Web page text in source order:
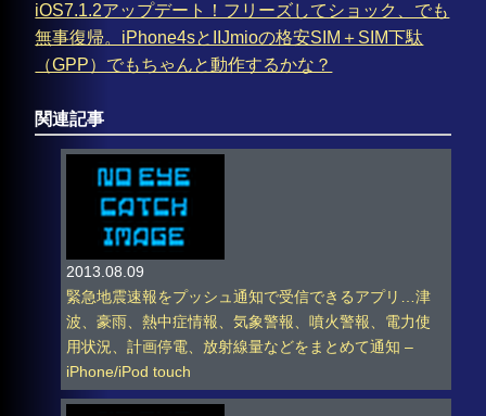
iOS7.1.2アップデート！フリーズしてショック、でも
無事復帰。iPhone4sとIIJmioの格安SIM＋SIM下駄
（GPP）でもちゃんと動作するかな？
関連記事
2013.08.09
緊急地震速報をプッシュ通知で受信できるアプリ…津
波、豪雨、熱中症情報、気象警報、噴火警報、電力使
用状況、計画停電、放射線量などをまとめて通知 –
iPhone/iPod touch